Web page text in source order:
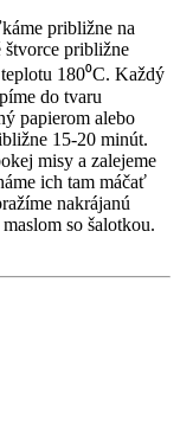
približne na
štvorce približne
180⁰C. Každý
do tvaru
papierom alebo
15-20 minút.
misy a zalejeme
ich tam máčať
nakrájanú
so šalotkou.